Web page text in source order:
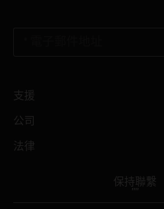
支援
公司
法律
保持聯繫
""